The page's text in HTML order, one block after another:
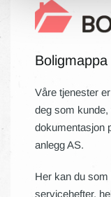
Boligmappa
Våre tjenester
deg som kunde,
dokumentasjon
anlegg AS.
Her kan du som
servicehefter,